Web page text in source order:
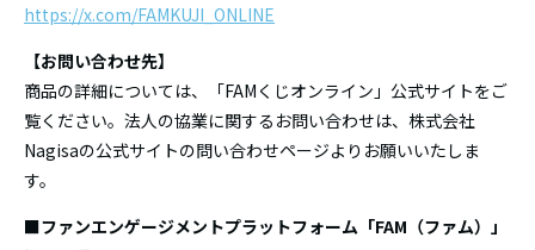
https://x.com/FAMKUJI_ONLINE
【お問い合わせ先】
商品の詳細については、「FAMくじオンライン」公式サイトをご
覧ください。法人の協業に関するお問い合わせは、株式会社
Nagisaの公式サイトの問い合わせページよりお願いいたしま
す。
■ファンエンゲージメントプラットフォーム「FAM（ファム）」